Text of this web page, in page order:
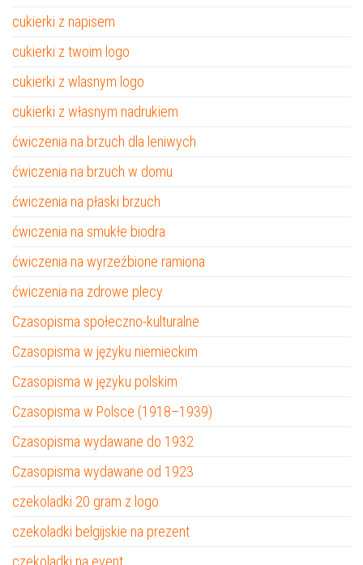
cukierki z napisem
cukierki z twoim logo
cukierki z wlasnym logo
cukierki z własnym nadrukiem
ćwiczenia na brzuch dla leniwych
ćwiczenia na brzuch w domu
ćwiczenia na płaski brzuch
ćwiczenia na smukłe biodra
ćwiczenia na wyrzeźbione ramiona
ćwiczenia na zdrowe plecy
Czasopisma społeczno-kulturalne
Czasopisma w języku niemieckim
Czasopisma w języku polskim
Czasopisma w Polsce (1918–1939)
Czasopisma wydawane do 1932
Czasopisma wydawane od 1923
czekoladki 20 gram z logo
czekoladki belgijskie na prezent
czekoladki na event